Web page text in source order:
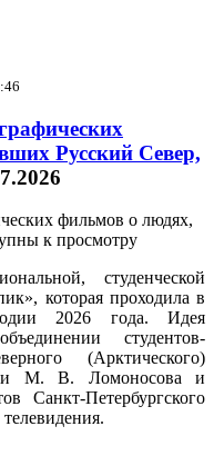
Русский Север,
студенческой
которая проходила в
2026 года. Идея
студентов-
(Арктического)
М. В. Ломоносова и
Санкт-Петербургского